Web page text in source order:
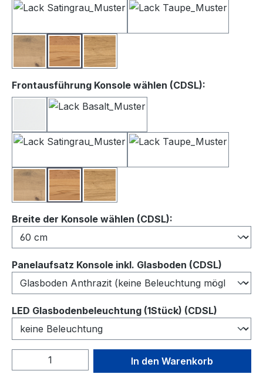
BalkeneicheKernbucheWildeiche
Frontausführung Konsole wählen (CDSL):
BalkeneicheKernbucheWildeiche
Breite der Konsole wählen (CDSL):
Panelaufsatz Konsole inkl. Glasboden (CDSL)
LED Glasbodenbeleuchtung (1Stück) (CDSL)
Produkt Anzahl: Gib denIn den Warenkorb